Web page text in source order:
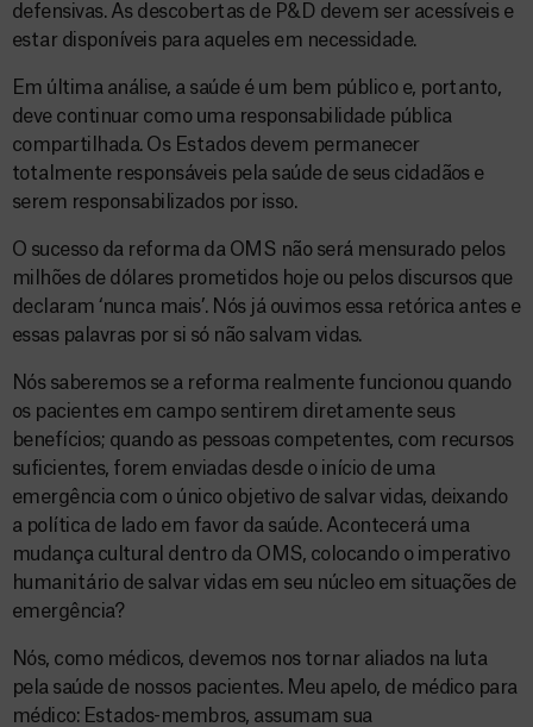
defensivas. As descobertas de P&D devem ser acessíveis e
estar disponíveis para aqueles em necessidade.
Em última análise, a saúde é um bem público e, portanto,
deve continuar como uma responsabilidade pública
compartilhada. Os Estados devem permanecer
totalmente responsáveis pela saúde de seus cidadãos e
serem responsabilizados por isso.
O sucesso da reforma da OMS não será mensurado pelos
milhões de dólares prometidos hoje ou pelos discursos que
declaram ‘nunca mais’. Nós já ouvimos essa retórica antes e
essas palavras por si só não salvam vidas.
Nós saberemos se a reforma realmente funcionou quando
os pacientes em campo sentirem diretamente seus
benefícios; quando as pessoas competentes, com recursos
suficientes, forem enviadas desde o início de uma
emergência com o único objetivo de salvar vidas, deixando
a política de lado em favor da saúde. Acontecerá uma
mudança cultural dentro da OMS, colocando o imperativo
humanitário de salvar vidas em seu núcleo em situações de
emergência?
Nós, como médicos, devemos nos tornar aliados na luta
pela saúde de nossos pacientes. Meu apelo, de médico para
médico: Estados-membros, assumam sua